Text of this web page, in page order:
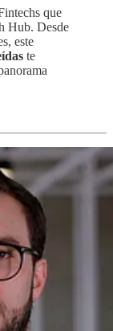
que
Hub. Desde
este
te